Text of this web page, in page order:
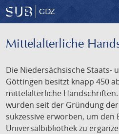
GDZ
Mittelalterliche
Die Niedersächsische
Göttingen besitzt knapp 450
mittelalterliche
wurden seit der Gründung
sukzessive erworben, um den
Universalbibliothek zu